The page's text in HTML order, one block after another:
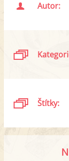
Autor:
Štítky: